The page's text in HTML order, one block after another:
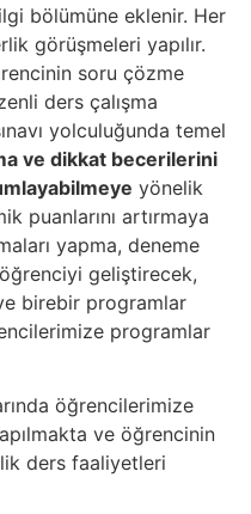
bölümüne eklenir. Her
görüşmeleri yapılır.
soru çözme
ders çalışma
yolculuğunda temel
ve dikkat becerilerini
yönelik
puanlarını artırmaya
yapma, deneme
geliştirecek,
birebir programlar
programlar
öğrencilerimize
ve öğrencinin
ders faaliyetleri